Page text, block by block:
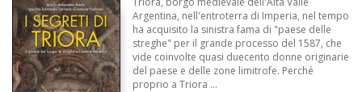
Argentina, nell'entroterra di Imperia, nel tempo
ha acquisito la sinistra fama di "paese delle
streghe" per il grande processo del 1587, che
vide coinvolte quasi duecento donne originarie
del paese e delle zone limitrofe. Perché
proprio a Triora ...